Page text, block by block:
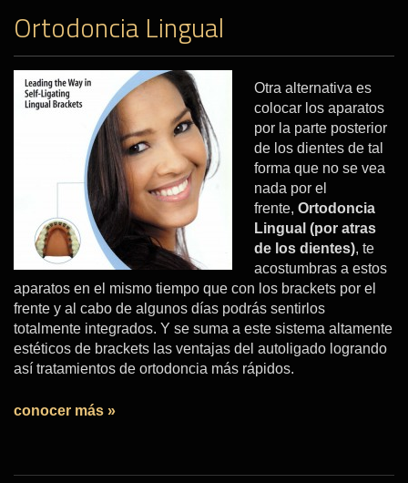
Ortodoncia Lingual
Otra alternativa es
colocar los aparatos
por la parte posterior
de los dientes de tal
forma que no se vea
nada por el
frente, Ortodoncia
Lingual (por atras
de los dientes), te
acostumbras a estos
aparatos en el mismo tiempo que con los brackets por el
frente y al cabo de algunos días podrás sentirlos
totalmente integrados. Y se suma a este sistema altamente
estéticos de brackets las ventajas del autoligado logrando
así tratamientos de ortodoncia más rápidos.
conocer más »